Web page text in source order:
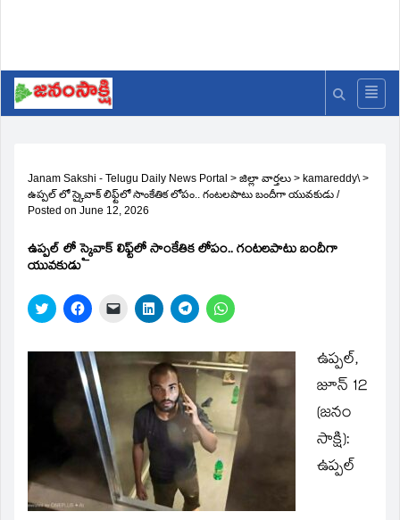
Janam Sakshi - Telugu Daily News Portal > జిల్లా వార్తలు > kamareddy\ >
ఉప్పల్ లో స్కైవాక్ లిఫ్ట్‌లో సాంకేతిక లోపం.. గంటలపాటు బందీగా యువకుడు /
Posted on June 12, 2026
ఉప్పల్ లో స్కైవాక్ లిఫ్ట్‌లో సాంకేతిక లోపం.. గంటలపాటు బందీగా
యువకుడు
Click
to
Twitter
(Opens
window)
Click
to
Facebook
(Opens
in
new
window)
Click
link
friend
(Opens
new
window)
Click
to
LinkedIn
(Opens
in
new
window)
Click
to
Telegram
(Opens
in
new
window)
Click
to
WhatsApp
(Opens
in
new
window)
ఉప్పల్,
జూన్ 12
(జనం
సాక్షి):
ఉప్పల్